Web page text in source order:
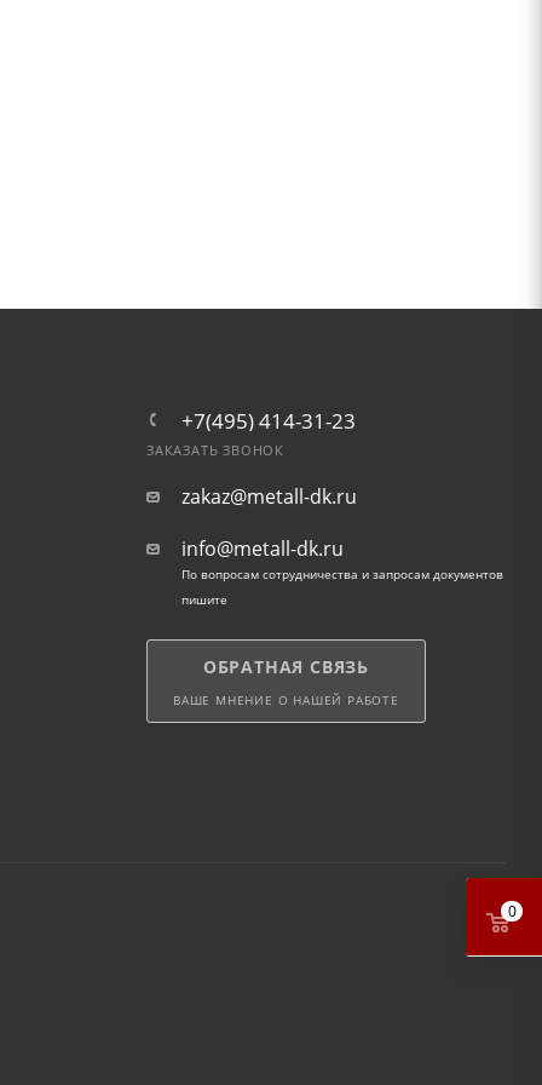
+7(495) 414-31-23
ЗАКАЗАТЬ ЗВОНОК
zakaz@metall-dk.ru
info@metall-dk.ru
По вопросам сотрудничества и запросам документов
пишите
ОБРАТНАЯ СВЯЗЬ
ВАШЕ МНЕНИЕ О НАШЕЙ РАБОТЕ
0